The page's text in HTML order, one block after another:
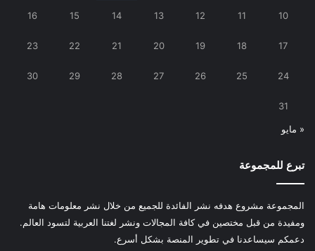
10
11
12
13
14
15
16
17
18
19
20
21
22
23
24
25
26
27
28
29
30
31
« مايو
تبرع للمجموعة
المجموعة مشروع هدفه نشر الفائدة للجميع من خلال نشر معلومات هامة
ومفيدة من قبل مختصين في كافة المجالات ونشر لغتنا العربية لتسود العالم.
دعمكم سيساعدنا في تطوير المنصة بشكل أسرع.